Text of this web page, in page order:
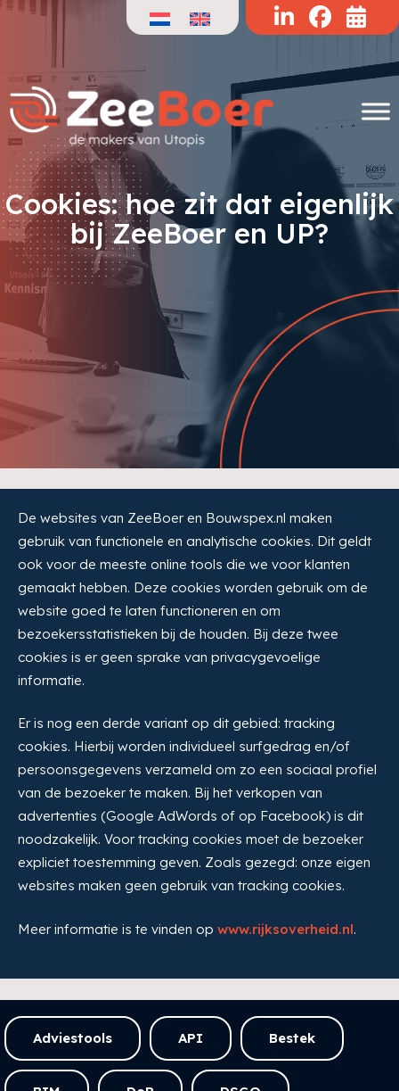
Doorgaan
inhoud
Cookies: hoe zit dat eigenlijk
bij ZeeBoer en UP?
De websites van ZeeBoer en Bouwspex.nl maken
gebruik van functionele en analytische cookies. Dit geldt
ook voor de meeste online tools die we voor klanten
gemaakt hebben. Deze cookies worden gebruik om de
website goed te laten functioneren en om
bezoekersstatistieken bij de houden. Bij deze twee
cookies is er geen sprake van privacygevoelige
informatie.
Er is nog een derde variant op dit gebied: tracking
cookies. Hierbij worden individueel surfgedrag en/of
persoonsgegevens verzameld om zo een sociaal profiel
van de bezoeker te maken. Bij het verkopen van
advertenties (Google AdWords of op Facebook) is dit
noodzakelijk. Voor tracking cookies moet de bezoeker
expliciet toestemming geven. Zoals gezegd: onze eigen
websites maken geen gebruik van tracking cookies.
Meer informatie is te vinden op www.rijksoverheid.nl.
Adviestools API Bestek